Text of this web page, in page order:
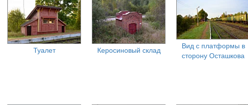
Туалет Керосиновый склад
Вид с платформы в
сторону Осташкова